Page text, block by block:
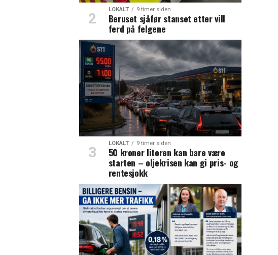
LOKALT 9 timer siden
Beruset sjåfør stanset etter vill
ferd på felgene
LOKALT 9 timer siden
50 kroner literen kan bare være
starten – oljekrisen kan gi pris- og
rentesjokk